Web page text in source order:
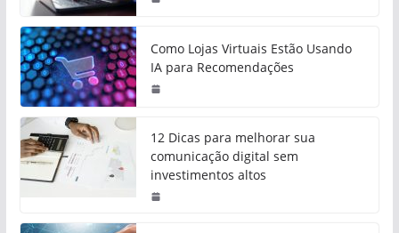
Como Lojas Virtuais Estão Usando
IA para Recomendações
12 Dicas para melhorar sua
comunicação digital sem
investimentos altos